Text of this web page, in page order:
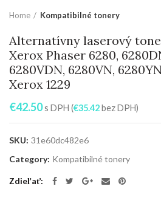
Home Kompatibilné tonery
Alternatívny laserový
Xerox Phaser 6280,
6280VDN, 6280VN,
Xerox 1229
€42.50s DPH (€35.42bez DPH)
SKU: 31e60dc482e6
Category: Kompatibilné tonery
Zdieľať